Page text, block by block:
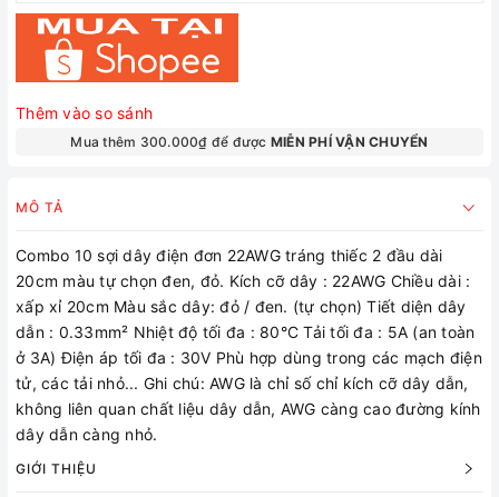
Thêm vào so sánh
Mua thêm 300.000₫ để được MIỄN PHÍ VẬN CHUYỂN
MÔ TẢ
Combo 10 sợi dây điện đơn 22AWG tráng thiếc 2 đầu dài
20cm màu tự chọn đen, đỏ. Kích cỡ dây : 22AWG Chiều dài :
xấp xỉ 20cm Màu sắc dây: đỏ / đen. (tự chọn) Tiết diện dây
dẫn : 0.33mm² Nhiệt độ tối đa : 80°C Tải tối đa : 5A (an toàn
ở 3A) Điện áp tối đa : 30V Phù hợp dùng trong các mạch điện
tử, các tải nhỏ... Ghi chú: AWG là chỉ số chỉ kích cỡ dây dẫn,
không liên quan chất liệu dây dẫn, AWG càng cao đường kính
dây dẫn càng nhỏ.
GIỚI THIỆU